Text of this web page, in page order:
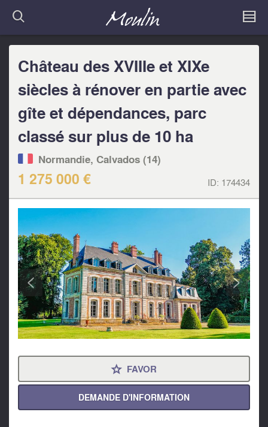
Château des XVIIIe et XIXe
siècles à rénover en partie avec
gîte et dépendances, parc
classé sur plus de 10 ha
Normandie, Calvados (14)
1 275 000 € ID: 174434
< >
⋆ FAVOR
DEMANDE D'INFORMATION